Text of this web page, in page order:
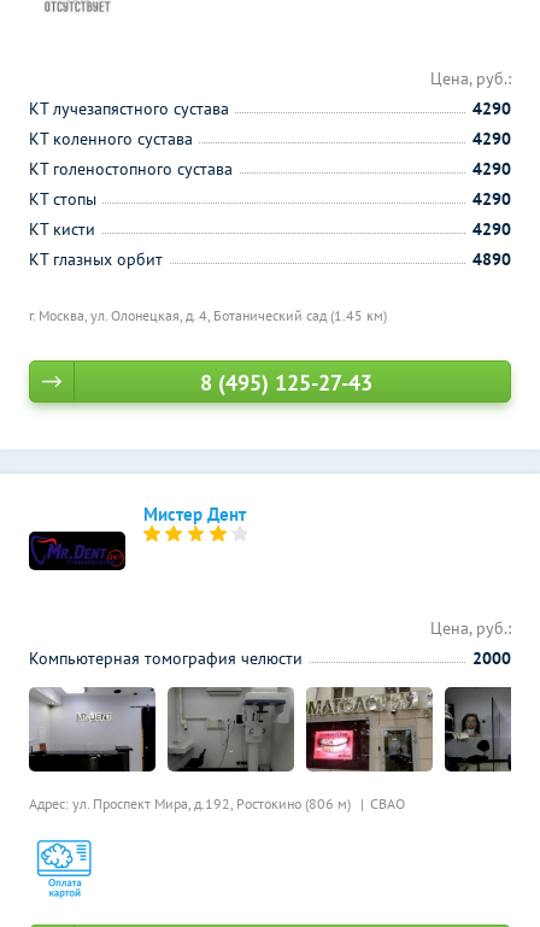
г. Москва, ул. Олонецкая, д. 4, Ботанический сад (1.45 км)
Цена, руб.:
КТ лучезапястного сустава
4290
КТ коленного сустава
4290
КТ голеностопного сустава
4290
КТ стопы
4290
КТ кисти
4290
КТ глазных орбит
4890
8 (495) 125-27-43
Мистер Дент
Адрес: ул. Проспект Мира, д.192, Ростокино (806 м) СВАО
Цена, руб.:
Компьютерная томография челюсти
2000